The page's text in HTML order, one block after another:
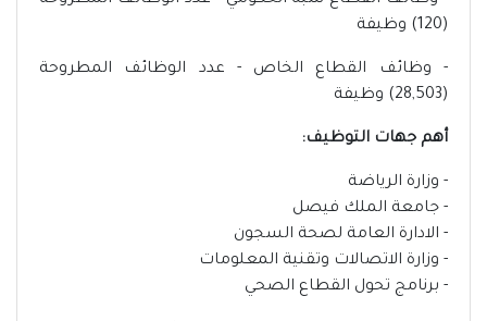
(120) وظيفة
- وظائف القطاع الخاص - عدد الوظائف المطروحة
(28,503) وظيفة
أهم جهات التوظيف:
- وزارة الرياضة
- جامعة الملك فيصل
- الادارة العامة لصحة السجون
- وزارة الاتصالات وتقنية المعلومات
- برنامج تحول القطاع الصحي